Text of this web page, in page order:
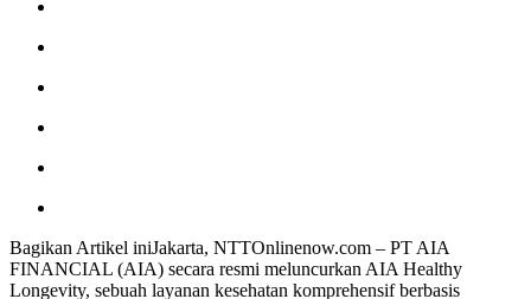
Bagikan Artikel iniJakarta, NTTOnlinenow.com – PT AIA
FINANCIAL (AIA) secara resmi meluncurkan AIA Healthy
Longevity, sebuah layanan kesehatan komprehensif berbasis